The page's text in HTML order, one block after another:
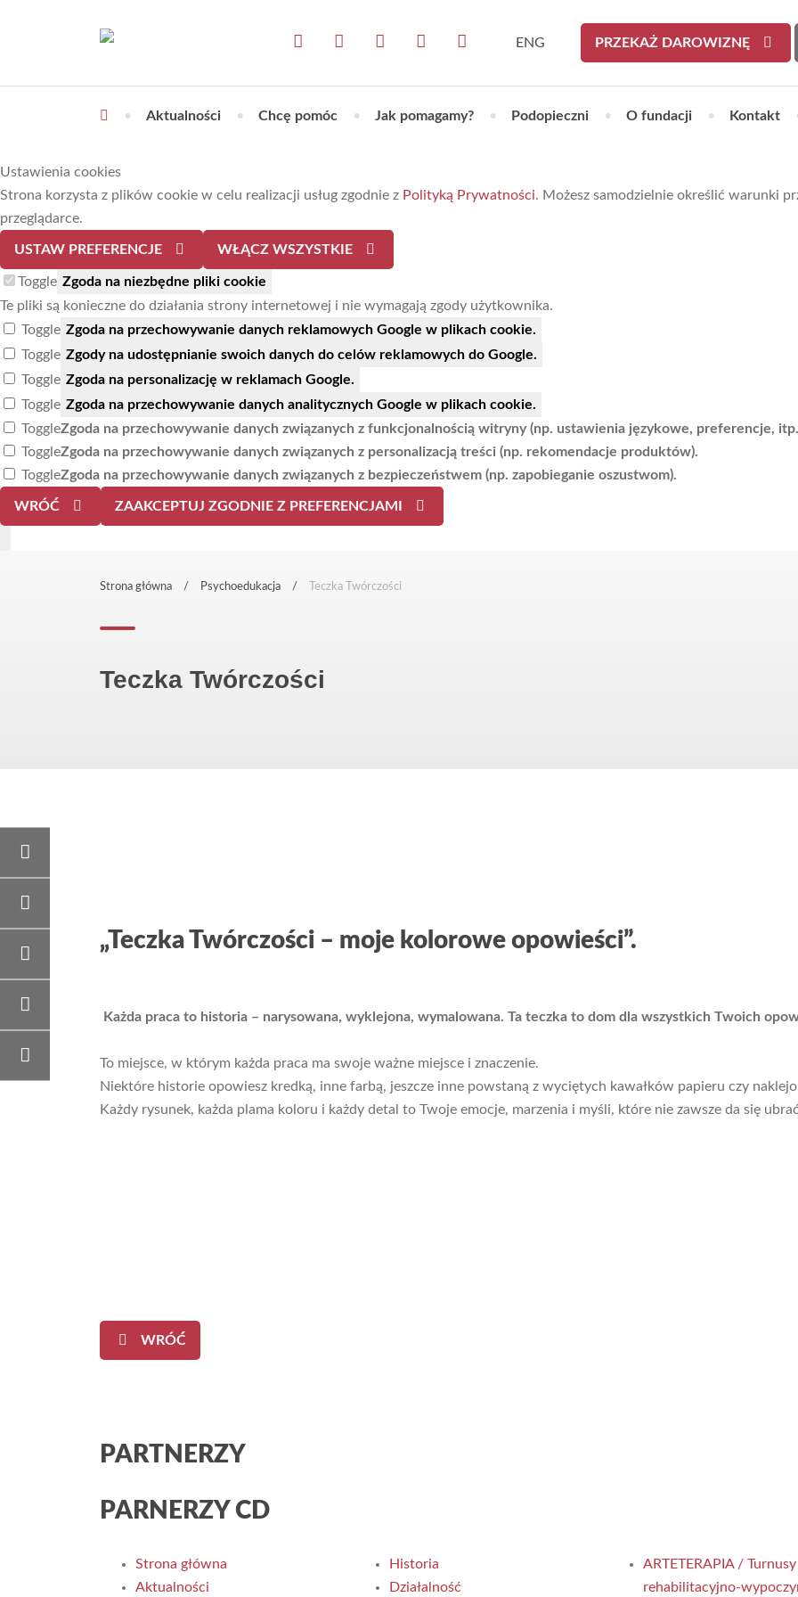
Ustawienia cookies
Strona korzysta z plików cookie w celu realizacji usług zgodnie z Polityką Prywatności. Możesz samodzielnie określić warunki
przeglądarce.
USTAW PREFERENCJE WŁĄCZ WSZYSTKIE
Toggle Zgoda na niezbędne pliki cookie
Te pliki są konieczne do działania strony internetowej i nie wymagają zgody użytkownika.
Toggle Zgoda na przechowywanie danych reklamowych Google w plikach cookie.
Toggle Zgody na udostępnianie swoich danych do celów reklamowych do Google.
Toggle Zgoda na personalizację w reklamach Google.
Toggle Zgoda na przechowywanie danych analitycznych Google w plikach cookie.
ToggleZgoda na przechowywanie danych związanych z funkcjonalnością witryny (np. ustawienia językowe, preferencje,
ToggleZgoda na przechowywanie danych związanych z personalizacją treści (np. rekomendacje produktów).
ToggleZgoda na przechowywanie danych związanych z bezpieczeństwem (np. zapobieganie oszustwom).
WRÓĆ ZAAKCEPTUJ ZGODNIE Z PREFERENCJAMI
ENG PRZEKAŻ DAROWIZNĘ
• Aktualności • Chcę pomóc • Jak pomagamy? • Podopieczni • O fundacji • Kontakt
Strona główna Psychoedukacja Teczka Twórczości
Teczka Twórczości
„Teczka Twórczości – moje kolorowe opowieści”.
Każda praca to historia – narysowana, wyklejona, wymalowana. Ta teczka to dom dla wszystkich Twoich
To miejsce, w którym każda praca ma swoje ważne miejsce i znaczenie.
Niektóre historie opowiesz kredką, inne farbą, jeszcze inne powstaną z wyciętych kawałków papieru czy
Każdy rysunek, każda plama koloru i każdy detal to Twoje emocje, marzenia i myśli, które nie zawsze da się
WRÓĆ
PARTNERZY
PARNERZY CD
Strona główna
Aktualności
Historia
Działalność
ARTETERAPIA / Turnusy
rehabilitacyjno-